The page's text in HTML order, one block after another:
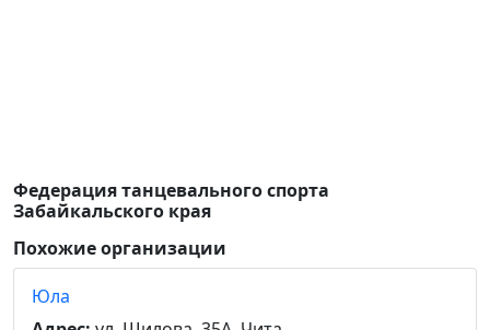
Федерация танцевального спорта
Забайкальского края
Похожие организации
Юла